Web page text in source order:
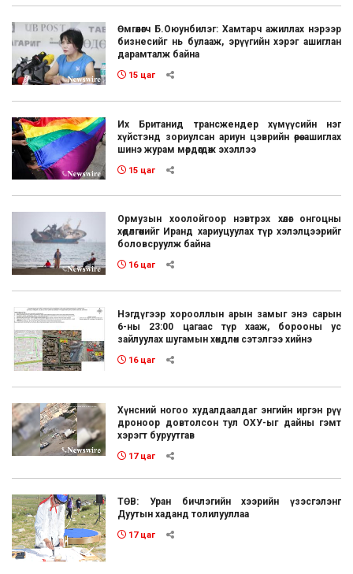
Өмгөөлөгч Б.Оюунбилэг: Хамтарч ажиллах нэрээр
бизнесийг нь булааж, эрүүгийн хэрэг ашиглан
дарамталж байна
15 цаг
Их Британид трансжендер хүмүүсийн нэг
хүйстэнд зориулсан ариун цэврийн өрөө ашиглах
шинэ журам мөрдөгдөж эхэллээ
15 цаг
Ормузын хоолойгоор нэвтрэх хөлөг онгоцны
хөдөлгөөнийг Иранд хариуцуулах түр хэлэлцээрийг
боловсруулж байна
16 цаг
Нэгдүгээр хорооллын арын замыг энэ сарын
6-ны 23:00 цагаас түр хааж, борооны ус
зайлуулах шугамын хөндлөн сэтэлгээ хийнэ
16 цаг
Хүнсний ногоо худалдаалдаг энгийн иргэн рүү
дроноор довтолсон тул ОХУ-ыг дайны гэмт
хэрэгт буруутгав
17 цаг
ТӨВ: Уран бичлэгийн хээрийн үзэсгэлэнг
Дуутын хаданд толилууллаа
17 цаг